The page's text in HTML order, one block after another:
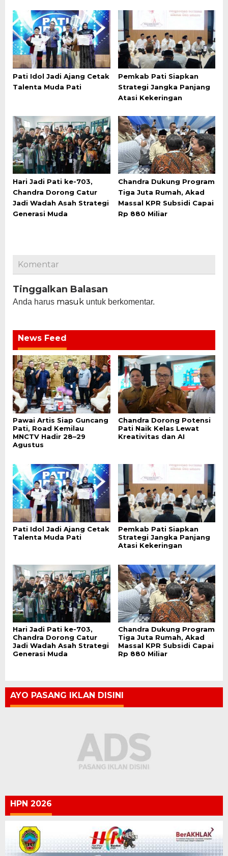
Pati Idol Jadi Ajang Cetak
Talenta Muda Pati
Pemkab Pati Siapkan
Strategi Jangka Panjang
Atasi Kekeringan
Hari Jadi Pati ke-703,
Chandra Dorong Catur
Jadi Wadah Asah Strategi
Generasi Muda
Chandra Dukung Program
Tiga Juta Rumah, Akad
Massal KPR Subsidi Capai
Rp 880 Miliar
Komentar
Tinggalkan Balasan
Anda harus masuk untuk berkomentar.
News Feed
Pawai Artis Siap Guncang
Pati, Road Kemilau
MNCTV Hadir 28–29
Agustus
Chandra Dorong Potensi
Pati Naik Kelas Lewat
Kreativitas dan AI
Pati Idol Jadi Ajang Cetak
Talenta Muda Pati
Pemkab Pati Siapkan
Strategi Jangka Panjang
Atasi Kekeringan
Hari Jadi Pati ke-703,
Chandra Dorong Catur
Jadi Wadah Asah Strategi
Generasi Muda
Chandra Dukung Program
Tiga Juta Rumah, Akad
Massal KPR Subsidi Capai
Rp 880 Miliar
AYO PASANG IKLAN DISINI
HPN 2026